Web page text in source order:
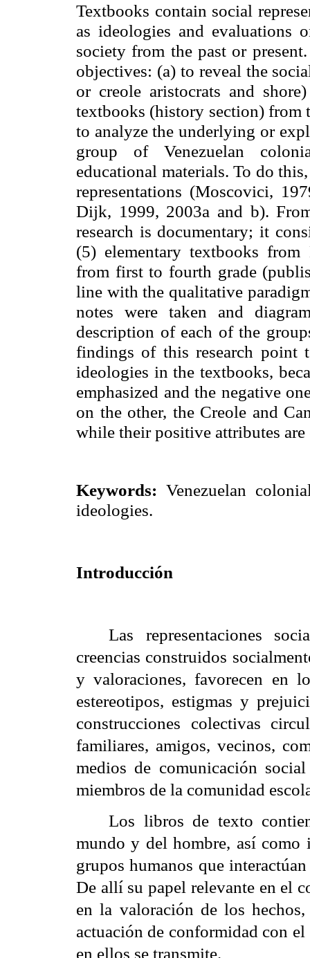
Textbooks contain social
as ideologies and evaluations
society from the past or
objectives: (a) to reveal the
or creole aristocrats and
textbooks (history section) from
to analyze the underlying or
group of Venezuelan
educational materials. To do
representations (Moscovici,
Dijk, 1999, 2003a and b).
research is documentary; it
(5) elementary textbooks from
from first to fourth grade
line with the qualitative
notes were taken and
description of each of the
findings of this research point
ideologies in the textbooks,
emphasized and the negative
on the other, the Creole and
while their positive attributes are
Keywords: Venezuelan
ideologies.
Introducción
Las representaciones
creencias construidos
y valoraciones, favorecen en
estereotipos, estigmas y
construcciones colectivas
familiares, amigos, vecinos,
medios de comunicación
miembros de la comunidad
Los libros de texto
mundo y del hombre, así como
grupos humanos que
De allí su papel relevante en el
en la valoración de los
actuación de conformidad con
en ellos se transmite.